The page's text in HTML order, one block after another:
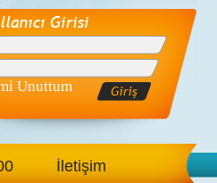
Unuttum
İletişim